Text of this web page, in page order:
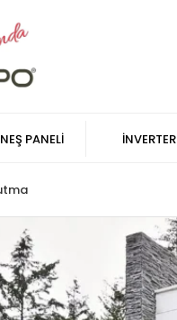
PANELİ İNVERTER